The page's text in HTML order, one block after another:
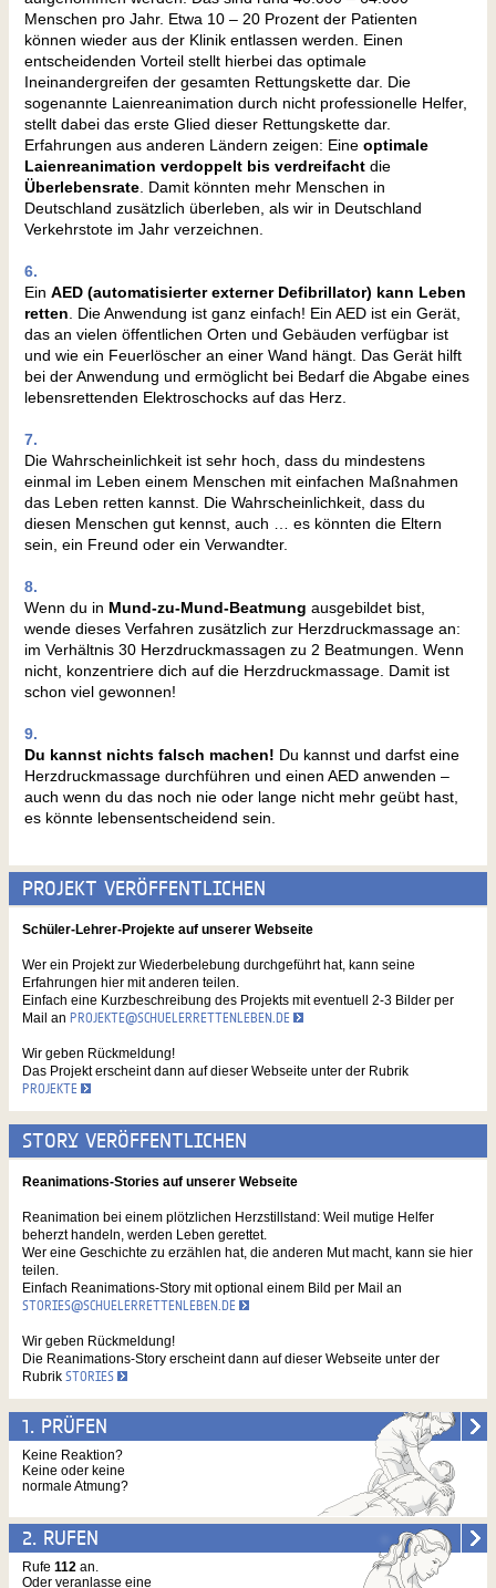
Menschen pro Jahr. Etwa 10 – 20 Prozent der Patienten
können wieder aus der Klinik entlassen werden. Einen
entscheidenden Vorteil stellt hierbei das optimale
Ineinandergreifen der gesamten Rettungskette dar. Die
sogenannte Laienreanimation durch nicht professionelle Helfer,
stellt dabei das erste Glied dieser Rettungskette dar.
Erfahrungen aus anderen Ländern zeigen: Eine optimale
Laienreanimation verdoppelt bis verdreifacht die
Überlebensrate. Damit könnten mehr Menschen in
Deutschland zusätzlich überleben, als wir in Deutschland
Verkehrstote im Jahr verzeichnen.
6.
Ein AED (automatisierter externer Defibrillator) kann Leben
retten. Die Anwendung ist ganz einfach! Ein AED ist ein Gerät,
das an vielen öffentlichen Orten und Gebäuden verfügbar ist
und wie ein Feuerlöscher an einer Wand hängt. Das Gerät hilft
bei der Anwendung und ermöglicht bei Bedarf die Abgabe eines
lebensrettenden Elektroschocks auf das Herz.
7.
Die Wahrscheinlichkeit ist sehr hoch, dass du mindestens
einmal im Leben einem Menschen mit einfachen Maßnahmen
das Leben retten kannst. Die Wahrscheinlichkeit, dass du
diesen Menschen gut kennst, auch … es könnten die Eltern
sein, ein Freund oder ein Verwandter.
8.
Wenn du in Mund-zu-Mund-Beatmung ausgebildet bist,
wende dieses Verfahren zusätzlich zur Herzdruckmassage an:
im Verhältnis 30 Herzdruckmassagen zu 2 Beatmungen. Wenn
nicht, konzentriere dich auf die Herzdruckmassage. Damit ist
schon viel gewonnen!
9.
Du kannst nichts falsch machen! Du kannst und darfst eine
Herzdruckmassage durchführen und einen AED anwenden –
auch wenn du das noch nie oder lange nicht mehr geübt hast,
es könnte lebensentscheidend sein.
PROJEKT VERÖFFENTLICHEN
Schüler-Lehrer-Projekte auf unserer Webseite
Wer ein Projekt zur Wiederbelebung durchgeführt hat, kann seine
Erfahrungen hier mit anderen teilen.
Einfach eine Kurzbeschreibung des Projekts mit eventuell 2-3 Bilder per
Mail an PROJEKTE@SCHUELERRETTENLEBEN.DE
Wir geben Rückmeldung!
Das Projekt erscheint dann auf dieser Webseite unter der Rubrik
PROJEKTE
STORY VERÖFFENTLICHEN
Reanimations-Stories auf unserer Webseite
Reanimation bei einem plötzlichen Herzstillstand: Weil mutige Helfer
beherzt handeln, werden Leben gerettet.
Wer eine Geschichte zu erzählen hat, die anderen Mut macht, kann sie hier
teilen.
Einfach Reanimations-Story mit optional einem Bild per Mail an
STORIES@SCHUELERRETTENLEBEN.DE
Wir geben Rückmeldung!
Die Reanimations-Story erscheint dann auf dieser Webseite unter der
Rubrik STORIES
Keine Reaktion?
Keine oder keine
normale Atmung?
1. PRÜFEN
Rufe 112 an.
Oder veranlasse eine
2. RUFEN